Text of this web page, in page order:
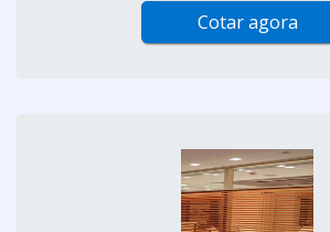
Cotar agora